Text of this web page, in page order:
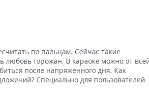
по пальцам. Сейчас такие
любовь горожан. В караоке можно от
после напряженного дня. Как
Специально для пользователей